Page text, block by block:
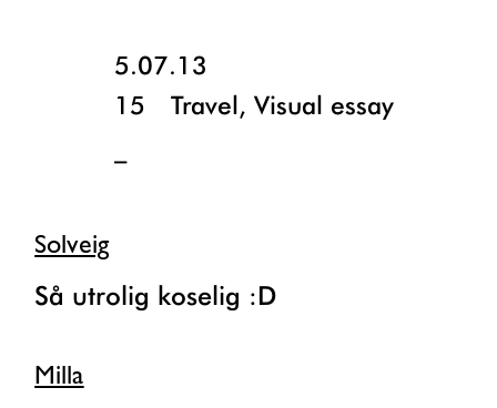
5.07.13
15
Travel,Visual essay
Solveig
Så utrolig koselig :D
Milla